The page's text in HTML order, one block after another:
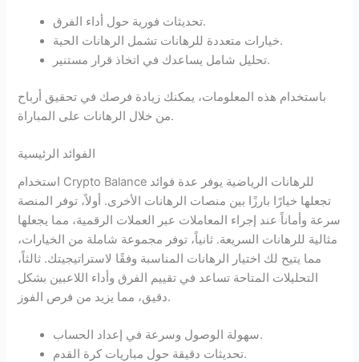
تحديثات فورية حول أداء الفرق.
خيارات متعددة للرهانات تشمل الرهانات الحية.
تحليل شامل يساعدك في اتخاذ قرار مستنير.
باستخدام هذه المعلومات، يمكنك زيادة فرصك في تحقيق أرباح
من خلال الرهانات على المباراة.
الفوائد الرئيسية
استخدام Crypto Balance للرهانات الرياضية يوفر عدة فوائد
تجعلها خيارًا بارزًا بين منصات الرهانات الأخرى. أولاً، توفر المنصة
سرعة وأماناً عند إجراء المعاملات عبر العملات الرقمية، مما يجعلها
مثالية للرهانات السريعة. ثانياً، توفر مجموعة شاملة من الخيارات،
مما يتيح لك اختيار الرهانات المناسبة وفقًا لاستراتيجيتك. ثالثاً،
التحليلات المتاحة تساعد في تقييم الفرق وأداء اللاعبين بشكل
دقيق، مما يزيد من فرص الفوز.
سهولة الوصول وسرعة في إعداد الحساب.
تحديثات دقيقة حول مباريات كرة القدم.